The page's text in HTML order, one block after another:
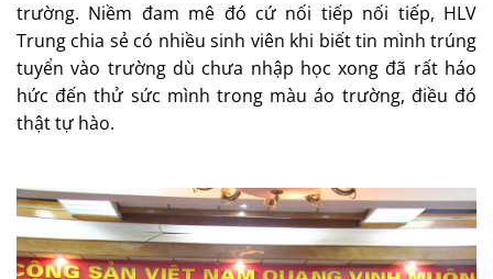
trường. Niềm đam mê đó cứ nối tiếp nối tiếp, HLV
Trung chia sẻ có nhiều sinh viên khi biết tin mình trúng
tuyển vào trường dù chưa nhập học xong đã rất háo
hức đến thử sức mình trong màu áo trường, điều đó
thật tự hào.